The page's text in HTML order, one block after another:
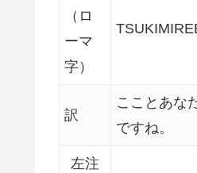
（ロ
ーマ
字）
訳
こことあな
ですね。
左注